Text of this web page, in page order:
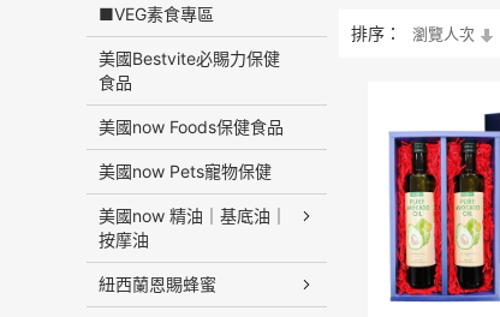
■VEG素食專區
美國Bestvite必賜力保健
食品
美國now Foods保健食品
美國now Pets寵物保健
美國now 精油｜基底油｜
按摩油
紐西蘭恩賜蜂蜜
排序： 瀏覽人次